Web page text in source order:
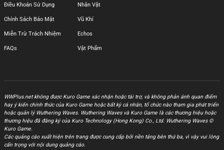
Điều Khoản Sử Dụng
Chính Sách Bảo Mật
Miễn Trừ Trách Nhiệm
FAQs
Nhân Vật
Vũ Khí
Echos
Vật Phẩm
WWPlus.net không được Kuro Game xác nhận hoặc tài trợ, và không phản ánh quan điểm
hay ý kiến chính thức của Kuro Game hoặc bất kỳ cá nhân, tổ chức nào tham gia phát triển
hoặc quản lý Wuthering Waves. Wuthering Waves và Kuro Game là các thương hiệu hoặc
thương hiệu đã đăng ký của Kuro Technology (Hong Kong) Co., Ltd. Wuthering Waves ©
Kuro Game.
Các quảng cáo xuất hiện trên trang được cung cấp bởi nền tảng bên thứ ba, vì vậy vui lòng
cẩn trọng với nội dung quảng cáo.